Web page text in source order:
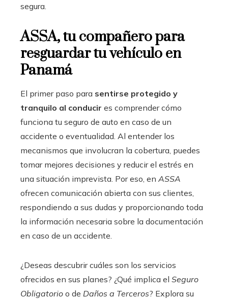
segura.
ASSA, tu compañero para
resguardar tu vehículo en
Panamá
El primer paso para sentirse protegido y
tranquilo al conducir es comprender cómo
funciona tu seguro de auto en caso de un
accidente o eventualidad. Al entender los
mecanismos que involucran la cobertura, puedes
tomar mejores decisiones y reducir el estrés en
una situación imprevista. Por eso, en ASSA
ofrecen comunicación abierta con sus clientes,
respondiendo a sus dudas y proporcionando toda
la información necesaria sobre la documentación
en caso de un accidente.
¿Deseas descubrir cuáles son los servicios
ofrecidos en sus planes? ¿Qué implica el Seguro
Obligatorio o de Daños a Terceros? Explora su